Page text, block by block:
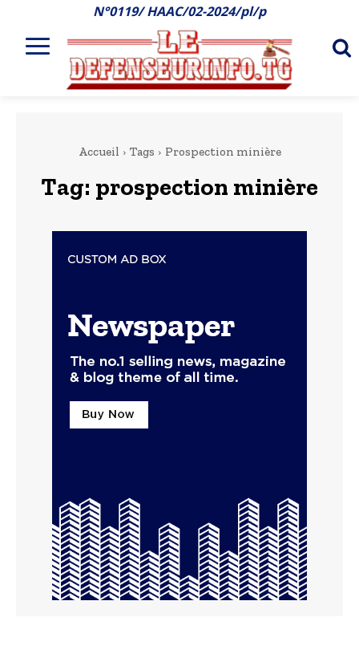
N°0119/ HAAC/02-2024/pl/p
Accueil Tags Prospection minière
Tag: prospection minière